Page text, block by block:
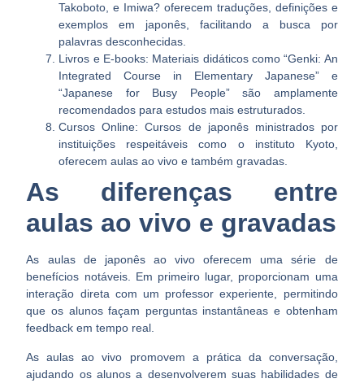
Takoboto, e Imiwa? oferecem traduções, definições e
exemplos em japonês, facilitando a busca por
palavras desconhecidas.
Livros e E-books: Materiais didáticos como “Genki: An
Integrated Course in Elementary Japanese” e
“Japanese for Busy People” são amplamente
recomendados para estudos mais estruturados.
Cursos Online: Cursos de japonês ministrados por
instituições respeitáveis como o instituto Kyoto,
oferecem aulas ao vivo e também gravadas.
As diferenças entre
aulas ao vivo e gravadas
As aulas de japonês ao vivo oferecem uma série de
benefícios notáveis. Em primeiro lugar, proporcionam uma
interação direta com um professor experiente, permitindo
que os alunos façam perguntas instantâneas e obtenham
feedback em tempo real.
As aulas ao vivo promovem a prática da conversação,
ajudando os alunos a desenvolverem suas habilidades de